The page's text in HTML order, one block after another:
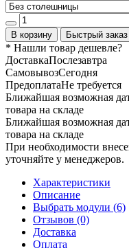
В корзину Быстрый заказ
* Нашли товар дешевле?
ДоставкаПослезавтра
СамовывозСегодня
ПредоплатаНе требуется
Ближайшая возможная
товара на складе
Ближайшая возможная
товара на складе
При необходимости
уточняйте у менеджеров.
Характеристики
Описание
Выбрать модули (6)
Отзывов (0)
Доставка
Оплата